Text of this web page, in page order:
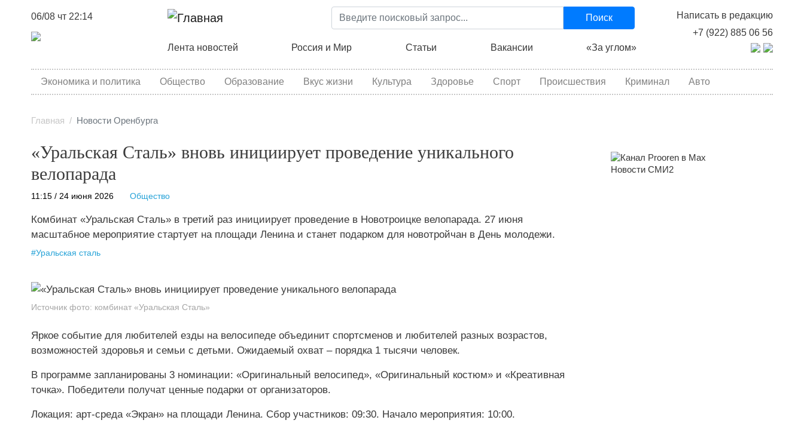
Перейти
к
содержанию
06/08 чт 22:14
Написать в редакцию
+7 (922) 885 06 56
Поиск
Основная навигация
Лента новостей Россия и Мир Статьи Вакансии «За углом»
category menu
Экономика и политика Общество Образование Вкус жизни Культура Здоровье Спорт Происшествия Криминал Авто
Главная Новости Оренбурга
«Уральская Сталь» вновь инициирует проведение уникального
велопарада
11:15 / 24 июня 2026 Общество
Комбинат «Уральская Сталь» в третий раз инициирует проведение в Новотроицке велопарада. 27 июня
масштабное мероприятие стартует на площади Ленина и станет подарком для новотройчан в День молодежи.
#Уральская сталь
Источник фото: комбинат «Уральская Сталь»
Яркое событие для любителей езды на велосипеде объединит спортсменов и любителей разных возрастов,
возможностей здоровья и семьи с детьми. Ожидаемый охват – порядка 1 тысячи человек.
В программе запланированы 3 номинации: «Оригинальный велосипед», «Оригинальный костюм» и «Креативная
точка». Победители получат ценные подарки от организаторов.
Локация: арт-среда «Экран» на площади Ленина. Сбор участников: 09:30. Начало мероприятия: 10:00.
Новости СМИ2